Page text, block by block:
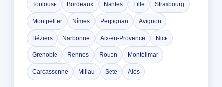
Toulouse Bordeaux Nantes Lille Strasbourg
Montpellier Nîmes Perpignan Avignon
Béziers Narbonne Aix-en-Provence Nice
Grenoble Rennes Rouen Montélimar
Carcassonne Millau Sète Alès